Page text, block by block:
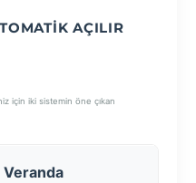
AÇILIR
için iki sistemin öne çıkan
Veranda